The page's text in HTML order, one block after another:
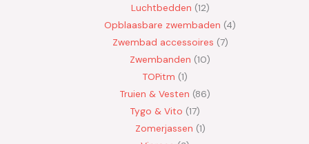
Luchtbedden 12
Opblaasbare zwembaden 4
Zwembad accessoires 7
Zwembanden 10
TOPitm 1
Truien & Vesten 86
Tygo & Vito 17
Zomerjassen 1